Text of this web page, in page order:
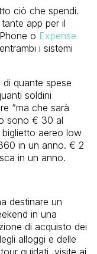
ciò che spendi.
app per il
o Expense
i sistemi
quante spese
soldini
“ma che sarà
sono € 30 al
aereo low
in un anno. € 2
in un anno.
destinare un
in una
di acquisto dei
alloggi e delle
guidati, visite ai